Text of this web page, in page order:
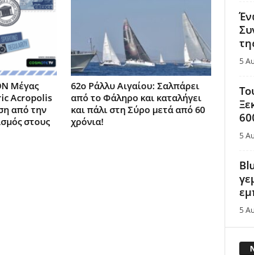
Μέγας
Acropolis
από την
στους
62ο Ράλλυ Αιγαίου: Σαλπάρει
από το Φάληρο και καταλήγει
και πάλι στη Σύρο μετά από 60
χρόνια!
5
5
5